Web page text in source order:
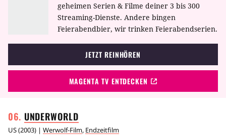
geheimen Serien & Filme deiner 3 bis 300
Streaming-Dienste. Andere bingen
Feierabendbier, wir trinken Feierabendserien.
JETZT REINHÖREN
MAGENTA TV ENTDECKEN
UNDERWORLD
US(2003) | Werwolf-Film, Endzeitfilm